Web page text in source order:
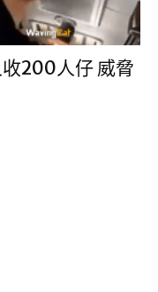
200人仔 威脅